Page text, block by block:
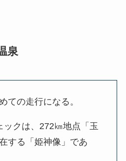
泉
ての走行になる。
ックは、272㎞地点「玉
する「姫神像」であ